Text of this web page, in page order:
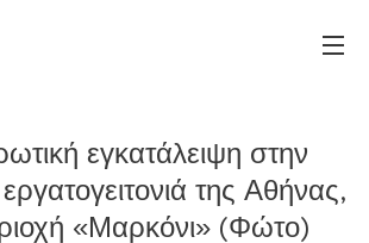
εγκατάλειψη στην
της Αθήνας,
«Μαρκόνι» (Φώτο)